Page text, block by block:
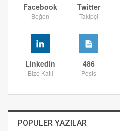
Facebook
Beğen
Twitter
Takipçi
Linkedin
Bize Katıl
486
Posts
POPULER YAZILAR